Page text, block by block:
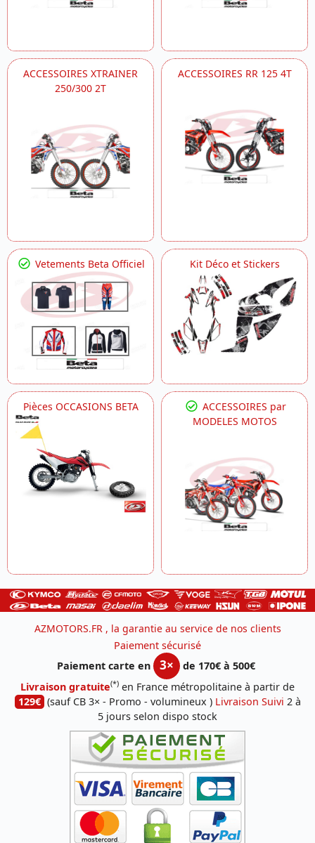
ACCESSOIRES XTRAINER
250/300 2T
ACCESSOIRES RR 125 4T
Vetements Beta Officiel Kit Déco et Stickers
Pièces OCCASIONS BETA
ACCESSOIRES par
MODELES MOTOS
AZMOTORS.FR , la garantie au service de nos clients
Paiement sécurisé
Paiement carte en
3×
de 170€ à 500€
Livraison gratuite(*) en France métropolitaine à partir de
129€ (sauf CB 3× - Promo - volumineux ) Livraison Suivi 2 à
5 jours selon dispo stock